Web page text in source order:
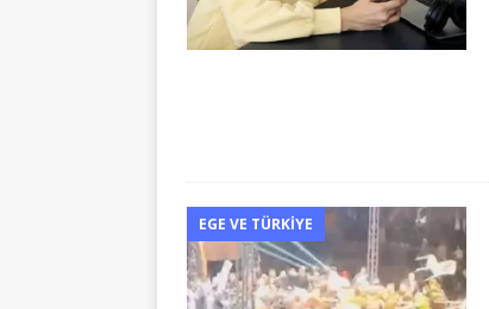
EGE VE TÜRKIYE